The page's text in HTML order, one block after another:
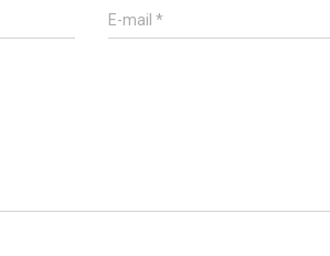
E-mail*